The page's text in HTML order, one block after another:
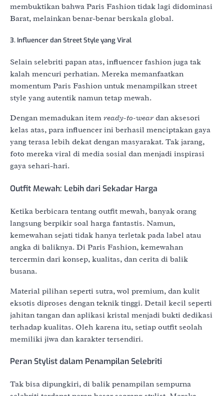
membuktikan bahwa Paris Fashion tidak lagi didominasi
Barat, melainkan benar-benar berskala global.
3. Influencer dan Street Style yang Viral
Selain selebriti papan atas, influencer fashion juga tak
kalah mencuri perhatian. Mereka memanfaatkan
momentum Paris Fashion untuk menampilkan street
style yang autentik namun tetap mewah.
Dengan memadukan item ready-to-weardan aksesori
kelas atas, para influencer ini berhasil menciptakan gaya
yang terasa lebih dekat dengan masyarakat. Tak jarang,
foto mereka viral di media sosial dan menjadi inspirasi
gaya sehari-hari.
Outfit Mewah: Lebih dari Sekadar Harga
Ketika berbicara tentang outfit mewah, banyak orang
langsung berpikir soal harga fantastis. Namun,
kemewahan sejati tidak hanya terletak pada label atau
angka di baliknya. Di Paris Fashion, kemewahan
tercermin dari konsep, kualitas, dan cerita di balik
busana.
Material pilihan seperti sutra, wol premium, dan kulit
eksotis diproses dengan teknik tinggi. Detail kecil seperti
jahitan tangan dan aplikasi kristal menjadi bukti dedikasi
terhadap kualitas. Oleh karena itu, setiap outfit seolah
memiliki jiwa dan karakter tersendiri.
Peran Stylist dalam Penampilan Selebriti
Tak bisa dipungkiri, di balik penampilan sempurna